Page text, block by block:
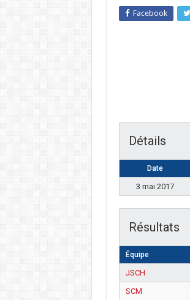
Facebook
Détails
Date
3 mai 2017
Résultats
Équipe
JSCH
SCM